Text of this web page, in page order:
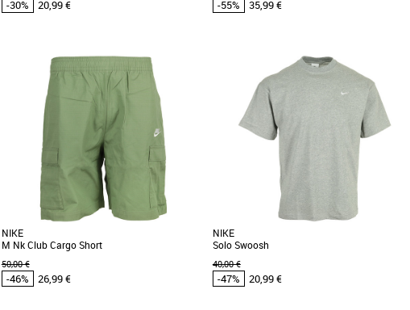
-30% 20,99 €
Vêtements pas cher et Promos Vêtements
Les teintes claires et estivales se combinent au
coton mélangé léger, respirant et confortable.
Découvrez [...]
-55% 35,99 €
Vêtements pas cher et Promos Vêtements
Plus produit : - Polo manches courtes - Jersey
piqué "Perf" Coton/Polyester/Elasthane -
Traitement [...]
NIKE
M Nk Club Cargo Short
50,00 €
-46% 26,99 €
NIKE
Solo Swoosh
40,00 €
-47% 20,99 €